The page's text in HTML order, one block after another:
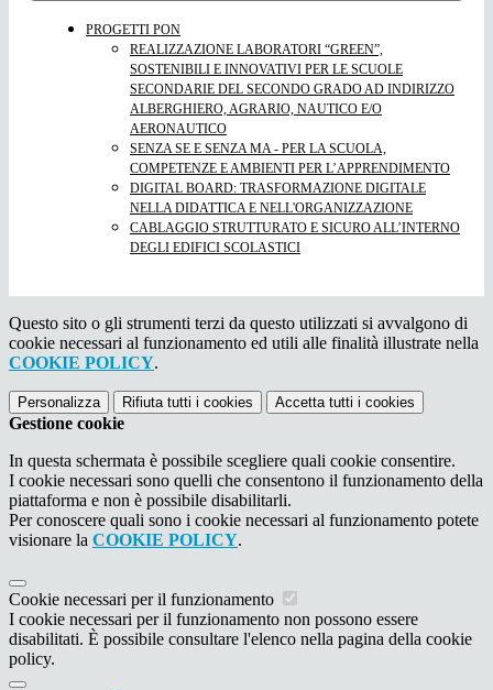
PROGETTI PON
REALIZZAZIONE LABORATORI “GREEN”,
SOSTENIBILI E INNOVATIVI PER LE SCUOLE
SECONDARIE DEL SECONDO GRADO AD INDIRIZZO
ALBERGHIERO, AGRARIO, NAUTICO E/O
AERONAUTICO
SENZA SE E SENZA MA - PER LA SCUOLA,
COMPETENZE E AMBIENTI PER L’APPRENDIMENTO
DIGITAL BOARD: TRASFORMAZIONE DIGITALE
NELLA DIDATTICA E NELL'ORGANIZZAZIONE
CABLAGGIO STRUTTURATO E SICURO ALL’INTERNO
DEGLI EDIFICI SCOLASTICI
Questo sito o gli strumenti terzi da questo utilizzati si avvalgono di
cookie necessari al funzionamento ed utili alle finalità illustrate nella
COOKIE POLICY.
Personalizza Rifiuta tutti i cookies Accetta tutti i cookies
Gestione cookie
In questa schermata è possibile scegliere quali cookie consentire.
I cookie necessari sono quelli che consentono il funzionamento della
piattaforma e non è possibile disabilitarli.
Per conoscere quali sono i cookie necessari al funzionamento potete
visionare la COOKIE POLICY.
Cookie necessari per il funzionamento
I cookie necessari per il funzionamento non possono essere
disabilitati. È possibile consultare l'elenco nella pagina della cookie
policy.